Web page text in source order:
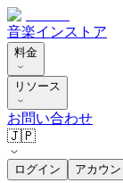
音楽インストア
料金
リソース
お問い合わせ
🇯🇵
ログイン アカウ